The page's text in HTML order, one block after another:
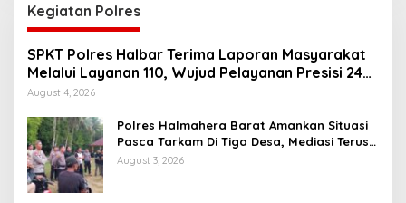
Kegiatan Polres
SPKT Polres Halbar Terima Laporan Masyarakat
Melalui Layanan 110, Wujud Pelayanan Presisi 24
Jam
August 4, 2026
Polres Halmahera Barat Amankan Situasi
Pasca Tarkam Di Tiga Desa, Mediasi Terus
Dilakukan
August 3, 2026